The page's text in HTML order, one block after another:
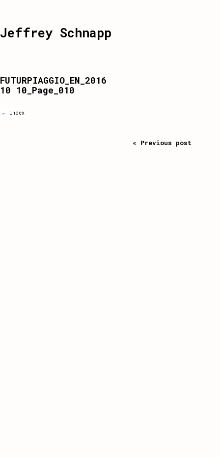
Jeffrey Schnapp
« Previous post
FUTURPIAGGIO_EN_2016
10 10_Page_010
← index